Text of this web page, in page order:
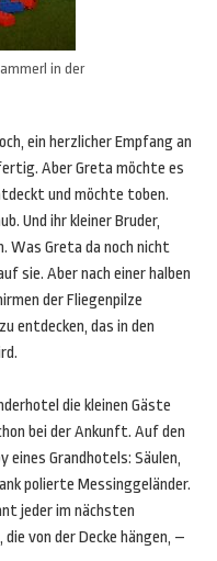
in der
ein herzlicher Empfang an
Aber Greta möchte es
und möchte toben.
Und ihr kleiner Bruder,
Was Greta da noch nicht
sie. Aber nach einer halben
der Fliegenpilze
entdecken, das in den
die kleinen Gäste
bei der Ankunft. Auf den
eines Grandhotels: Säulen,
polierte Messinggeländer.
jeder im nächsten
von der Decke hängen, –